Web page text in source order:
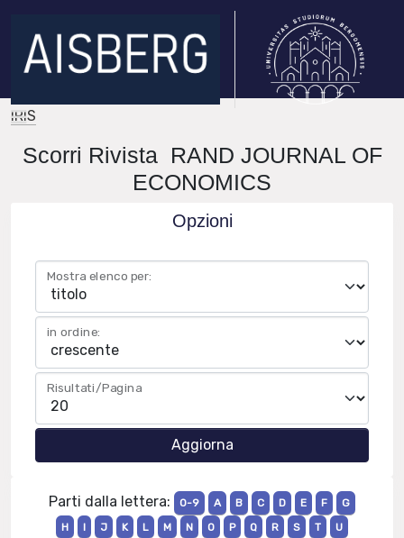
IRIS
Scorri Rivista RAND JOURNAL OF
ECONOMICS
Opzioni
Mostra elenco per:
in ordine:
Risultati/Pagina
Parti dalla lettera: 0-9 A B C D E F
G
H
I J K L M N O P Q R S T
U